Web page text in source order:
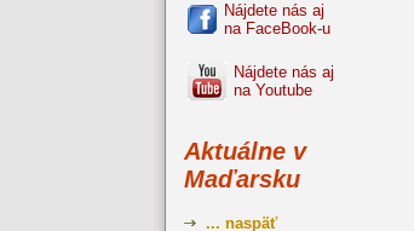
Nájdete nás aj
na FaceBook-u
Nájdete nás aj
na Youtube
Aktuálne v
Maďarsku
... naspäť